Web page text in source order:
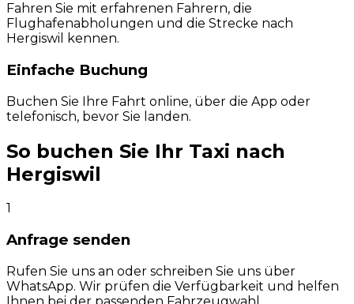
Fahren Sie mit erfahrenen Fahrern, die
Flughafenabholungen und die Strecke nach
Hergiswil kennen.
Einfache Buchung
Buchen Sie Ihre Fahrt online, über die App oder
telefonisch, bevor Sie landen.
So buchen Sie Ihr Taxi nach
Hergiswil
1
Anfrage senden
Rufen Sie uns an oder schreiben Sie uns über
WhatsApp. Wir prüfen die Verfügbarkeit und helfen